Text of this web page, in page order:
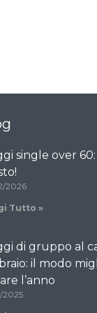
single over
2026
Tutto »
di gruppo al
il modo
l’anno
2025